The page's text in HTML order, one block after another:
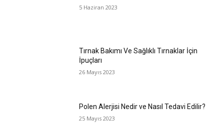
5 Haziran 2023
Tırnak Bakımı Ve Sağlıklı Tırnaklar İçin
İpuçları
26 Mayıs 2023
Polen Alerjisi Nedir ve Nasıl Tedavi Edilir?
25 Mayıs 2023